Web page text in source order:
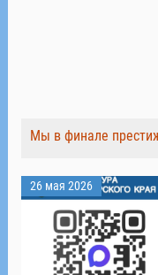
Мы в финале
26 мая 2026